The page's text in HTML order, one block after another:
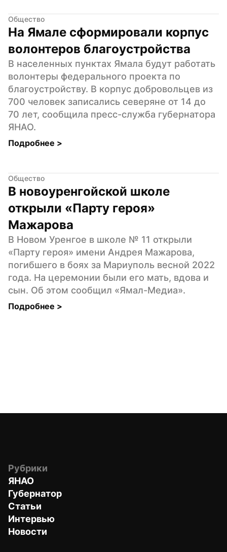
Общество
На Ямале сформировали корпус
волонтеров благоустройства
В населенных пунктах Ямала будут работать
волонтеры федерального проекта по
благоустройству. В корпус добровольцев из
700 человек записались северяне от 14 до
70 лет, сообщила пресс-служба губернатора
ЯНАО.
Подробнее >
Общество
В новоуренгойской школе
открыли «Парту героя»
Мажарова
В Новом Уренгое в школе № 11 открыли
«Парту героя» имени Андрея Мажарова,
погибшего в боях за Мариуполь весной 2022
года. На церемонии были его мать, вдова и
сын. Об этом сообщил «Ямал-Медиа».
Подробнее >
Рубрики
ЯНАО
Губернатор
Статьи
Интервью
Новости